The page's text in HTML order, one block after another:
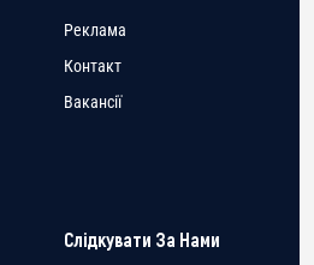
Реклама
Контакт
Вакансії
Слідкувати За Нами